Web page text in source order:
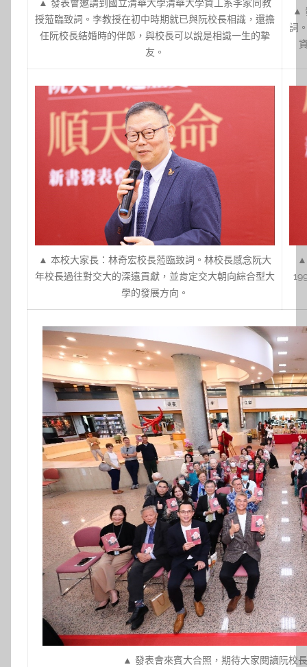
▲ 發表會邀請到國立清華大學清華大學資工系李家同教
授蒞臨致詞。李教授在初中時期就已與阮校長相識，還擔
任阮校長結婚時的伴郎，與校長可以說是相識一生的摯
友。
▲
詞
▲ 本校大家長：林奇宏校長蒞臨致詞。林校長感念阮大
年校長過往對交大的深遠貢獻，並肯定交大朝向綜合型大
學的發展方向。
▲
▲ 發表會來賓大合照，期待大家閱讀阮校